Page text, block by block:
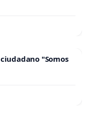
"Somos